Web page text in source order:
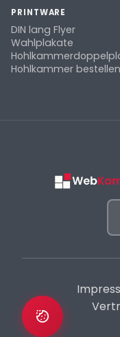
PRINTWARE
DIN lang Flyer
Wahlplakate
Hohlkammer bestellen